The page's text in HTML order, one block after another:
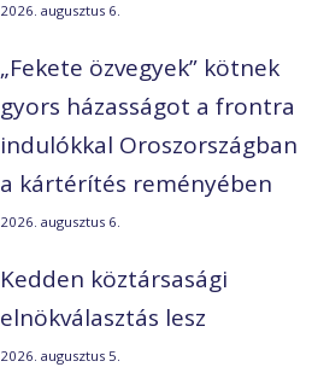
2026. augusztus 6.
„Fekete özvegyek” kötnek
gyors házasságot a frontra
indulókkal Oroszországban
a kártérítés reményében
2026. augusztus 6.
Kedden köztársasági
elnökválasztás lesz
2026. augusztus 5.